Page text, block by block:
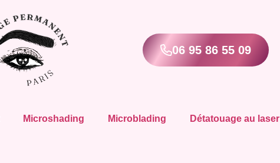
06 95 86 55 09
Microshading Microblading Détatouage au laser